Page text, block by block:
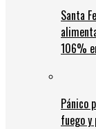
Santa
106%
Pánico
fuego